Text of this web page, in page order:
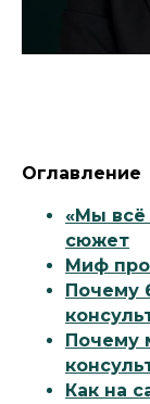
Оглавление
«Мы всё
сюжет
Миф
Почему
Почему
Как на